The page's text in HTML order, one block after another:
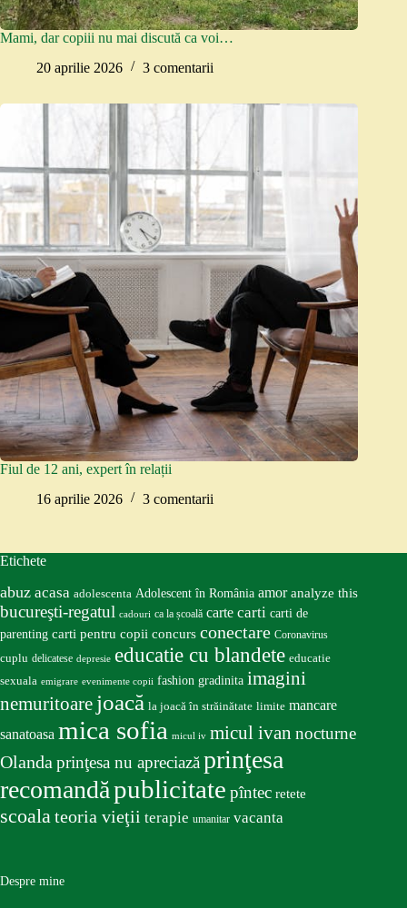
Mami, dar copiii nu mai discută ca voi…
20 aprilie 2026
3 comentarii
Fiul de 12 ani, expert în relații
16 aprilie 2026
3 comentarii
Etichete
abuz acasa adolescenta Adolescent în România amor analyze this
bucureşti-regatul cadouri ca la școală carte carti carti de
parenting carti pentru copii concurs conectare Coronavirus
cuplu delicatese depresie educatie cu blandete educatie
sexuala emigrare evenimente copii fashion gradinita imagini
nemuritoare joacă la joacă în străinătate limite mancare
sanatoasa mica sofia micul iv micul ivan nocturne
Olanda prinţesa nu apreciază prinţesa
recomandăpublicitate pîntec retete
scoala teoria vieţii terapie umanitar vacanta
Despre mine